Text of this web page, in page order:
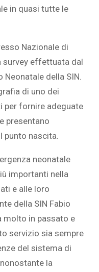
in quasi tutte le
Nazionale di
survey effettuata dal
Neonatale della SIN.
di uno dei
per fornire adeguate
presentano
punto nascita.
neonatale
importanti nella
e alle loro
della SIN Fabio
molto in passato e
servizio sia sempre
del sistema di
la